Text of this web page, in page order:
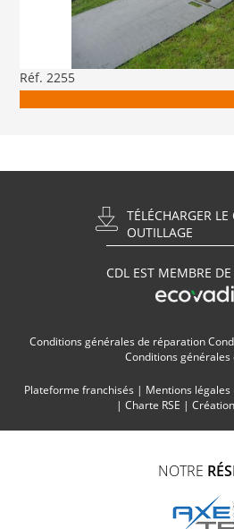
Réf. 2255
TÉLÉCHARGER
OUTILLAGE
CDL EST MEMBRE
Conditions générales de réparation
Conditions générales
Plateforme franchisés | Mentions légales
| Charte RSE |
NOTRE